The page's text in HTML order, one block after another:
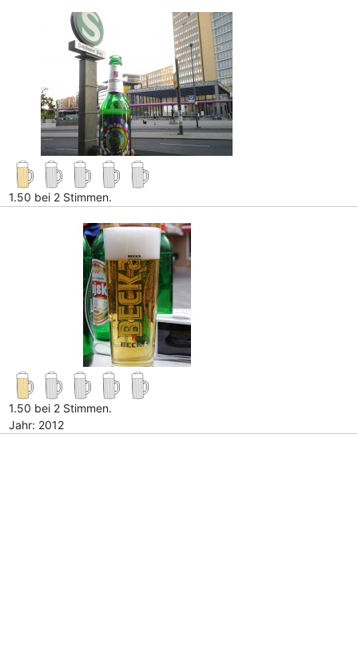
1.50 bei 2 Stimmen.
1.50 bei 2 Stimmen.
Jahr: 2012